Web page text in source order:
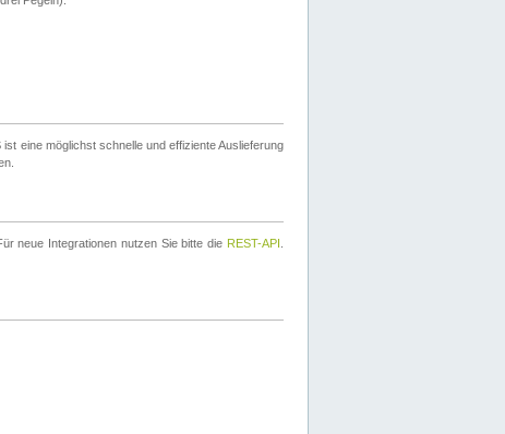
eine möglichst schnelle und effiziente Auslieferung
neue Integrationen nutzen Sie bitte die REST-API